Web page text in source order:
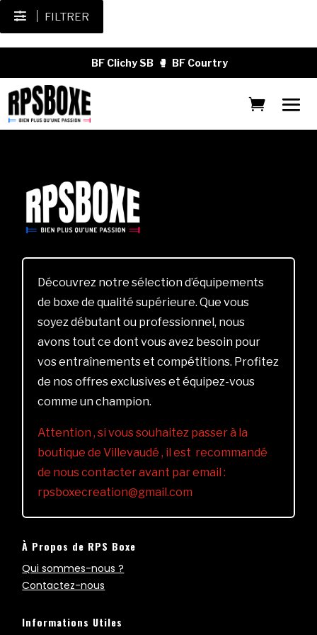
FILTRER
BF Clichy SB 🥊 BF Courtry
Découvrez notre sélection d’équipements
de boxe de qualité supérieure. Que vous
soyez débutant ou professionnel, nous
avons tout ce dont vous avez besoin pour
vos entraînements et compétitions. Profitez
de nos offres exclusives et équipez-vous
comme un champion.
Attention , si vous souhaitez passer à la
boutique de Villevaudé , il est recommandé
de nous contacter avant par email :
rpsboxecreation@gmail.com
À Propos de RPS Boxe
Qui sommes-nous ?
Contactez-nous
Informations Utiles